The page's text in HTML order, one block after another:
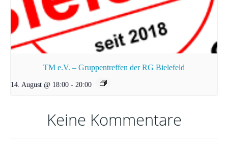
TM e.V. – Gruppentreffen der RG Bielefeld
14. August @ 18:00 - 20:00
Keine Kommentare